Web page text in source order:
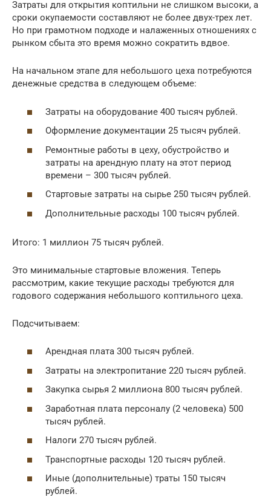
Затраты для открытия коптильни не слишком высоки, а
сроки окупаемости составляют не более двух-трех лет.
Но при грамотном подходе и налаженных отношениях с
рынком сбыта это время можно сократить вдвое.
На начальном этапе для небольшого цеха потребуются
денежные средства в следующем объеме:
Затраты на оборудование 400 тысяч рублей.
Оформление документации 25 тысяч рублей.
Ремонтные работы в цеху, обустройство и
затраты на арендную плату на этот период
времени – 300 тысяч рублей.
Стартовые затраты на сырье 250 тысяч рублей.
Дополнительные расходы 100 тысяч рублей.
Итого: 1 миллион 75 тысяч рублей.
Это минимальные стартовые вложения. Теперь
рассмотрим, какие текущие расходы требуются для
годового содержания небольшого коптильного цеха.
Подсчитываем:
Арендная плата 300 тысяч рублей.
Затраты на электропитание 220 тысяч рублей.
Закупка сырья 2 миллиона 800 тысяч рублей.
Заработная плата персоналу (2 человека) 500
тысяч рублей.
Налоги 270 тысяч рублей.
Транспортные расходы 120 тысяч рублей.
Иные (дополнительные) траты 150 тысяч
рублей.